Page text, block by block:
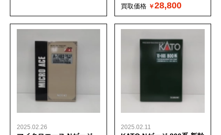
買取価格 28,800
2025.02.26 2025.02.11